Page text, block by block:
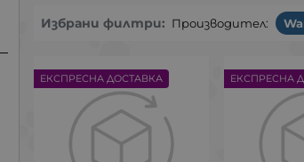
Избрани филтри: Производител:
ЕКСПРЕСНА ДОСТАВКА ЕКСПРЕСНА